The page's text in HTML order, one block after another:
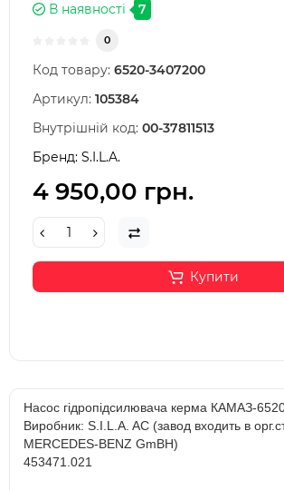
В наявності 7
0
Код товару: 6520-3407200
Артикул: 105384
Внутрішній код: 00-37811513
Бренд: S.I.L.A.
4 950,00 грн.
Купити
Насос гідропідсилювача керма КАМАЗ-
Виробник: S.I.L.A. AC (завод входить в
MERCEDES-BENZ GmBH)
453471.021